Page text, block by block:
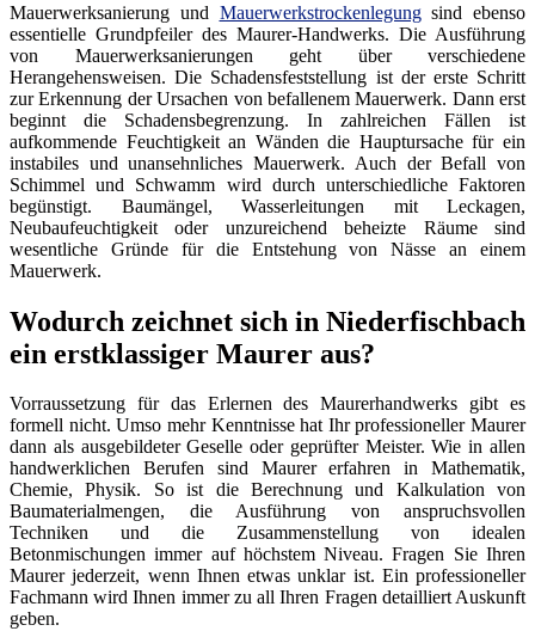
Mauerwerksanierung und Mauerwerkstrockenlegungsind ebenso
essentielle Grundpfeiler des Maurer-Handwerks. Die Ausführung
von Mauerwerksanierungen geht über verschiedene
Herangehensweisen. Die Schadensfeststellung ist der erste Schritt
zur Erkennung der Ursachen von befallenem Mauerwerk. Dann erst
beginnt die Schadensbegrenzung. In zahlreichen Fällen ist
aufkommende Feuchtigkeit an Wänden die Hauptursache für ein
instabiles und unansehnliches Mauerwerk. Auch der Befall von
Schimmel und Schwamm wird durch unterschiedliche Faktoren
begünstigt. Baumängel, Wasserleitungen mit Leckagen,
Neubaufeuchtigkeit oder unzureichend beheizte Räume sind
wesentliche Gründe für die Entstehung von Nässe an einem
Mauerwerk.
Wodurch zeichnet sich in Niederfischbach
ein erstklassiger Maurer aus?
Vorraussetzung für das Erlernen des Maurerhandwerks gibt es
formell nicht. Umso mehr Kenntnisse hat Ihr professioneller Maurer
dann als ausgebildeter Geselle oder geprüfter Meister. Wie in allen
handwerklichen Berufen sind Maurer erfahren in Mathematik,
Chemie, Physik. So ist die Berechnung und Kalkulation von
Baumaterialmengen, die Ausführung von anspruchsvollen
Techniken und die Zusammenstellung von idealen
Betonmischungen immer auf höchstem Niveau. Fragen Sie Ihren
Maurer jederzeit, wenn Ihnen etwas unklar ist. Ein professioneller
Fachmann wird Ihnen immer zu all Ihren Fragen detailliert Auskunft
geben.